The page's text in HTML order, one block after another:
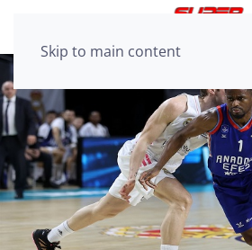
Skip to main content